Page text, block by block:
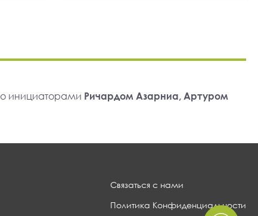
инициаторами Ричардом Азарниа, Артуром
Связаться с нами
Политика Конфиденциальности